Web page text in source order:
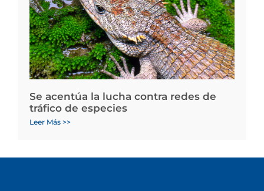
Se acentúa la lucha contra redes de
tráfico de especies
Leer Más >>